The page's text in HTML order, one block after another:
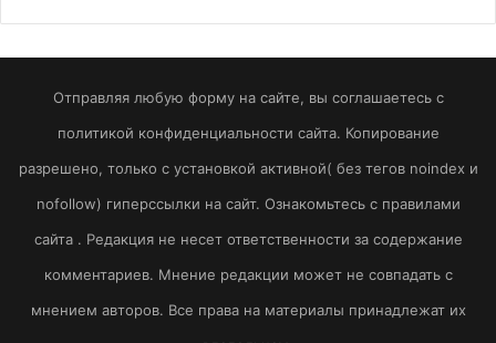
Отправляя любую форму на сайте, вы соглашаетесь с
политикой конфиденциальности сайта. Копирование
разрешено, только с установкой активной( без тегов noindex и
nofollow) гиперссылки на сайт. Ознакомьтесь с правилами
сайта . Редакция не несет ответственности за содержание
комментариев. Мнение редакции может не совпадать с
мнением авторов. Все права на материалы принадлежат их